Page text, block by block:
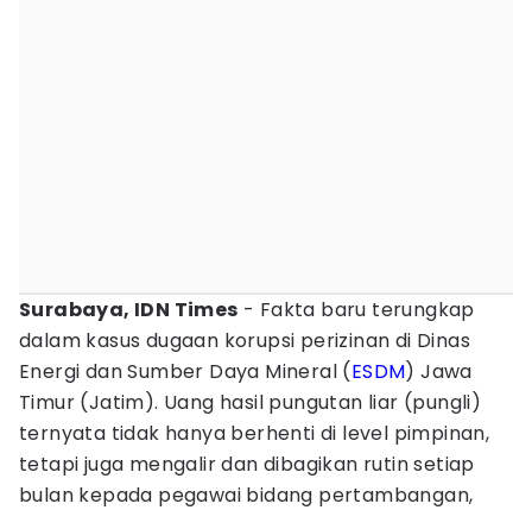
Surabaya, IDN Times - Fakta baru terungkap
dalam kasus dugaan korupsi perizinan di Dinas
Energi dan Sumber Daya Mineral (ESDM) Jawa
Timur (Jatim). Uang hasil pungutan liar (pungli)
ternyata tidak hanya berhenti di level pimpinan,
tetapi juga mengalir dan dibagikan rutin setiap
bulan kepada pegawai bidang pertambangan,